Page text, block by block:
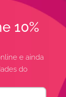
10%
e ainda
do